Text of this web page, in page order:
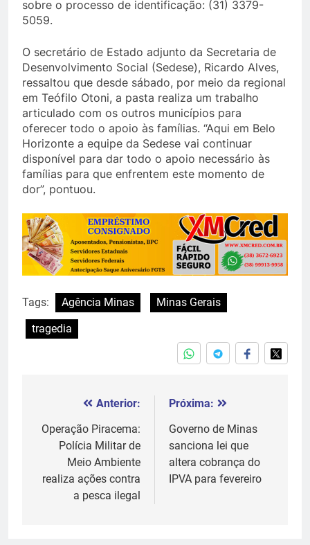
sobre o processo de identificação: (31) 3379-
5059.
O secretário de Estado adjunto da Secretaria de
Desenvolvimento Social (Sedese), Ricardo Alves,
ressaltou que desde sábado, por meio da regional
em Teófilo Otoni, a pasta realiza um trabalho
articulado com os outros municípios para
oferecer todo o apoio às famílias. “Aqui em Belo
Horizonte a equipe da Sedese vai continuar
disponível para dar todo o apoio necessário às
famílias para que enfrentem este momento de
dor”, pontuou.
Tags: Agência Minas
Minas Gerais
tragedia
Navegação
de
Post
Anterior:
Operação Piracema:
Polícia Militar de
Meio Ambiente
realiza ações contra
a pesca ilegal
Próxima:
Governo de Minas
sanciona lei que
altera cobrança do
IPVA para fevereiro